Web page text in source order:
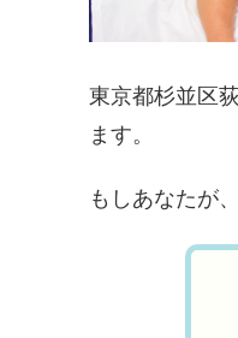
東京都杉並区
ます。
もしあなたが、